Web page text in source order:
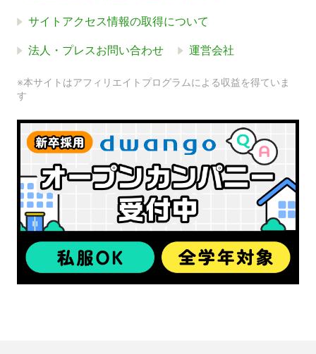
サイトアクセス情報の取得について
法人・プレスお問い合わせ 運営会社
※本サイトはアフィリエイトプログラムによる収益を得ていま
す